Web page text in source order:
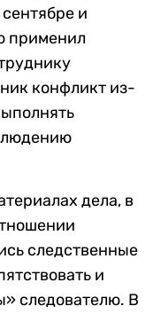
и
применил
конфликт из-
дела, в
следственные
и
следователю. В